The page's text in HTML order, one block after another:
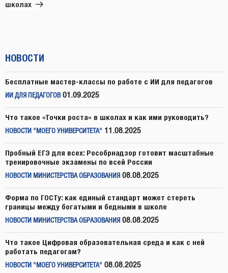
школах
НОВОСТИ
Бесплатные мастер-классы по работе с ИИ для педагогов
ИИ ДЛЯ ПЕДАГОГОВ 01.09.2025
Что такое «Точки роста» в школах и как ими руководить?
НОВОСТИ "МОЕГО УНИВЕРСИТЕТА" 11.08.2025
Пробный ЕГЭ для всех: Рособрнадзор готовит масштабные
тренировочные экзамены по всей России
НОВОСТИ МИНИСТЕРСТВА ОБРАЗОВАНИЯ 08.08.2025
Форма по ГОСТу: как единый стандарт может стереть
границы между богатыми и бедными в школе
НОВОСТИ МИНИСТЕРСТВА ОБРАЗОВАНИЯ 08.08.2025
Что такое Цифровая образовательная среда и как с ней
работать педагогам?
НОВОСТИ "МОЕГО УНИВЕРСИТЕТА" 08.08.2025